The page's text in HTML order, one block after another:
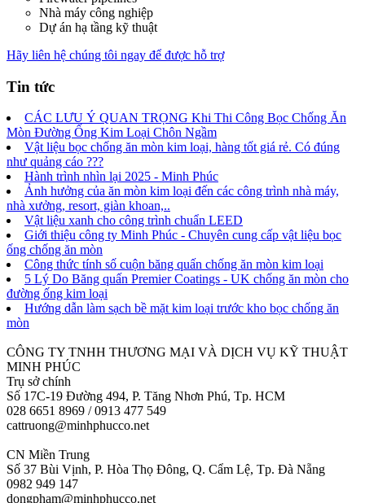
Nhà máy công nghiệp
Dự án hạ tầng kỹ thuật
Hãy liên hệ chúng tôi ngay để được hỗ trợ
Tin tức
CÁC LƯU Ý QUAN TRỌNG Khi Thi Công Bọc Chống Ăn
Mòn Đường Ống Kim Loại Chôn Ngầm
Vật liệu bọc chống ăn mòn kim loại, hàng tốt giá rẻ. Có đúng
như quảng cáo ???
Hành trình nhìn lại 2025 - Minh Phúc
Ảnh hưởng của ăn mòn kim loại đến các công trình nhà máy,
nhà xưởng, resort, giàn khoan,..
Vật liệu xanh cho công trình chuẩn LEED
Giới thiệu công ty Minh Phúc - Chuyên cung cấp vật liệu bọc
ống chống ăn mòn
Công thức tính số cuộn băng quấn chống ăn mòn kim loại
5 Lý Do Băng quấn Premier Coatings - UK chống ăn mòn cho
đường ống kim loại
Hướng dẫn làm sạch bề mặt kim loại trước kho bọc chống ăn
mòn
CÔNG TY TNHH THƯƠNG MẠI VÀ DỊCH VỤ KỸ THUẬT
MINH PHÚC
Trụ sở chính
Số 17C-19 Đường 494, P. Tăng Nhơn Phú, Tp. HCM
028 6651 8969 / 0913 477 549
cattruong@minhphucco.net
CN Miền Trung
Số 37 Bùi Vịnh, P. Hòa Thọ Đông, Q. Cẩm Lệ, Tp. Đà Nẵng
0982 949 147
dongpham@minhphucco.net